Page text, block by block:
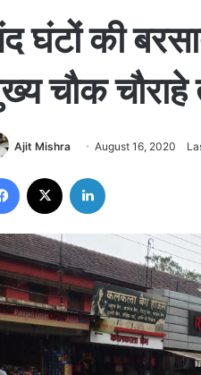
घंटों की
चौक
Ajit Mishra August 16, 2020
Facebook